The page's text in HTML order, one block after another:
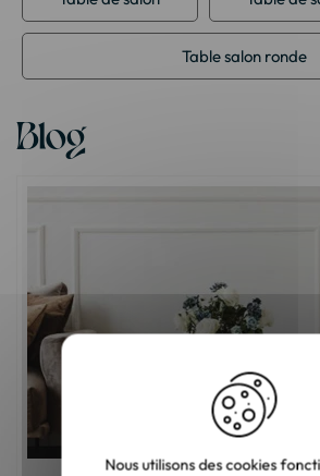
Table salon ronde
Blog
Nous utilisons des cookies